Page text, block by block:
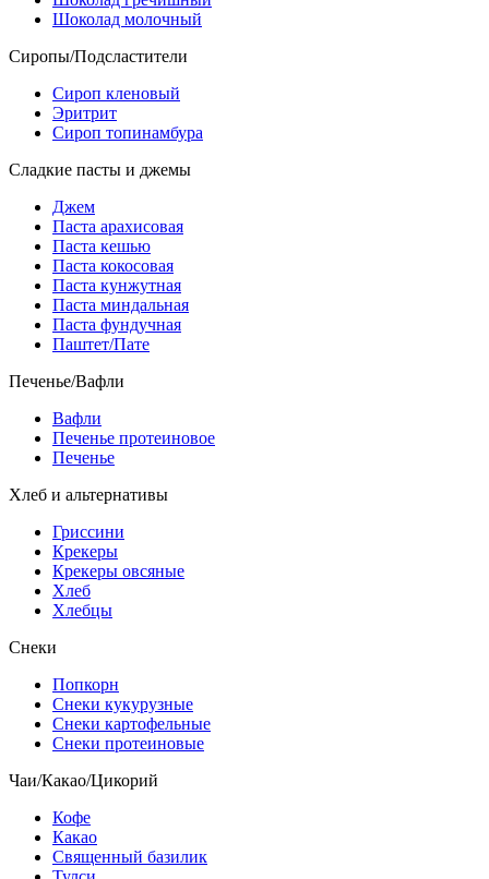
Шоколад молочный
Сиропы/Подсластители
Сироп кленовый
Эритрит
Сироп топинамбура
Сладкие пасты и джемы
Джем
Паста арахисовая
Паста кешью
Паста кокосовая
Паста кунжутная
Паста миндальная
Паста фундучная
Паштет/Пате
Печенье/Вафли
Вафли
Печенье протеиновое
Печенье
Хлеб и альтернативы
Гриссини
Крекеры
Крекеры овсяные
Хлеб
Хлебцы
Снеки
Попкорн
Снеки кукурузные
Снеки картофельные
Снеки протеиновые
Чаи/Какао/Цикорий
Кофе
Какао
Священный базилик